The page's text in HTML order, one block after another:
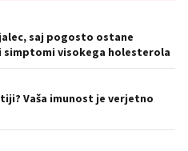
saj pogosto ostane
simptomi visokega holesterola
Vaša imunost je verjetno